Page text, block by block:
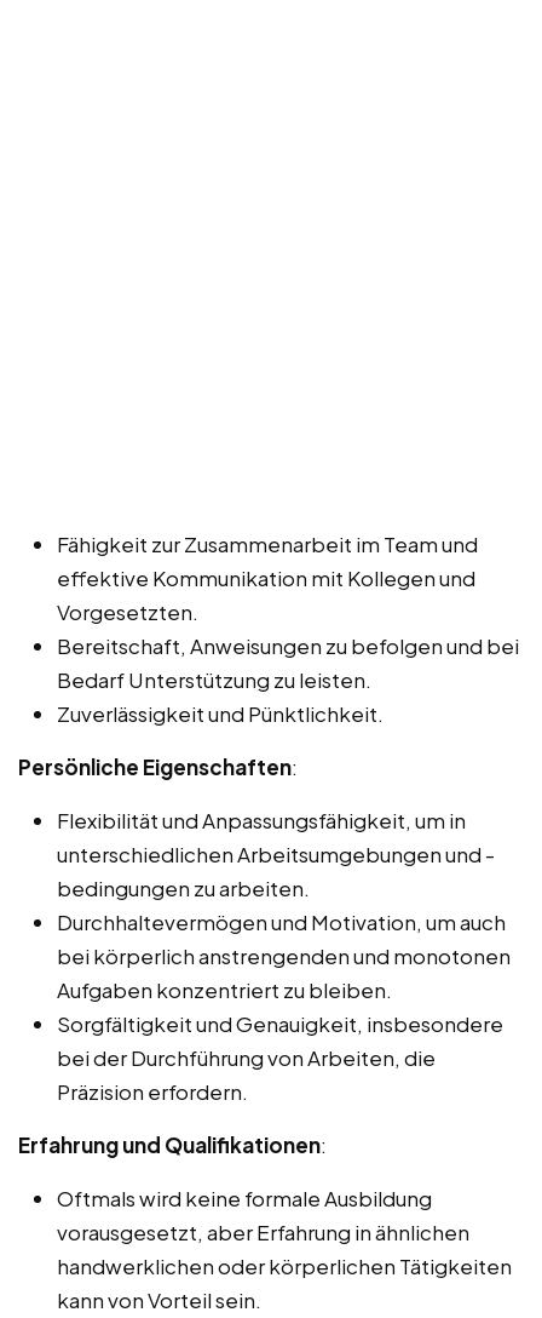
Fähigkeit zur Zusammenarbeit im Team und
effektive Kommunikation mit Kollegen und
Vorgesetzten.
Bereitschaft, Anweisungen zu befolgen und bei
Bedarf Unterstützung zu leisten.
Zuverlässigkeit und Pünktlichkeit.
Persönliche Eigenschaften:
Flexibilität und Anpassungsfähigkeit, um in
unterschiedlichen Arbeitsumgebungen und -
bedingungen zu arbeiten.
Durchhaltevermögen und Motivation, um auch
bei körperlich anstrengenden und monotonen
Aufgaben konzentriert zu bleiben.
Sorgfältigkeit und Genauigkeit, insbesondere
bei der Durchführung von Arbeiten, die
Präzision erfordern.
Erfahrung und Qualifikationen:
Oftmals wird keine formale Ausbildung
vorausgesetzt, aber Erfahrung in ähnlichen
handwerklichen oder körperlichen Tätigkeiten
kann von Vorteil sein.